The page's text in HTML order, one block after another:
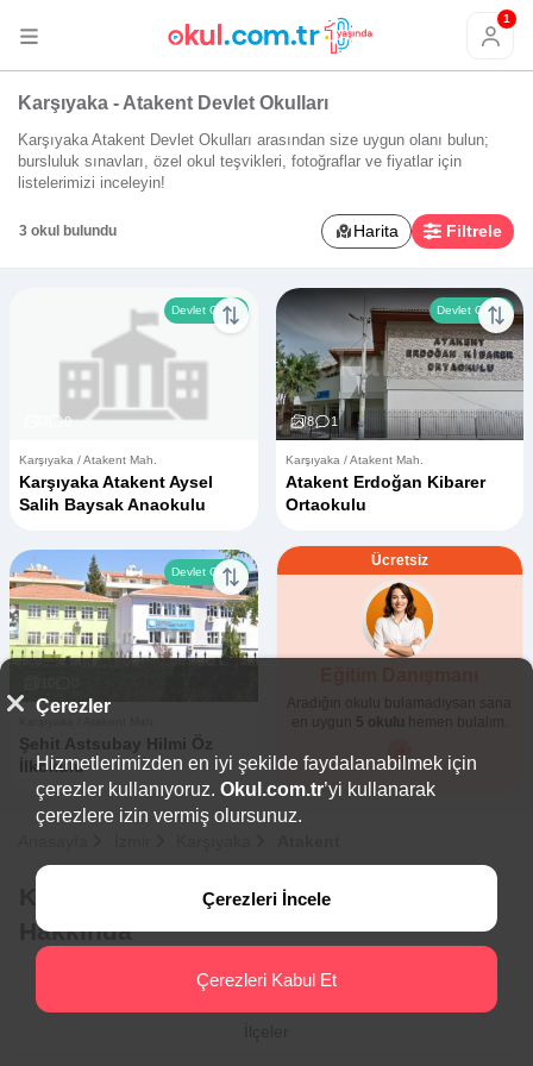
1
Karşıyaka - Atakent Devlet Okulları
Karşıyaka Atakent Devlet Okulları arasından size uygun olanı bulun;
bursluluk sınavları, özel okul teşvikleri, fotoğraflar ve fiyatlar için
listelerimizi inceleyin!
3 okul bulundu Harita Filtrele
0
Devlet Okulu
Karşıyaka / Atakent Mah.
Karşıyaka Atakent Aysel
Salih Baysak Anaokulu
8 1
Devlet Okulu
Karşıyaka / Atakent Mah.
Atakent Erdoğan Kibarer
Ortaokulu
Devlet Okulu
Şehit Astsubay Hilmi Öz
İlkokulu
Ücretsiz
Aradığın okulu bulamadıysan sana
en uygun 5 okulu hemen bulalım.
Karşıyaka - Atakent Devlet Okulları
Hakkında
Çerezler
Hizmetlerimizden en iyi şekilde faydalanabilmek için
çerezler kullanıyoruz. Okul.com.tr’yi kullanarak
çerezlere izin vermiş olursunuz.
Çerezleri İncele
Çerezleri Kabul Et